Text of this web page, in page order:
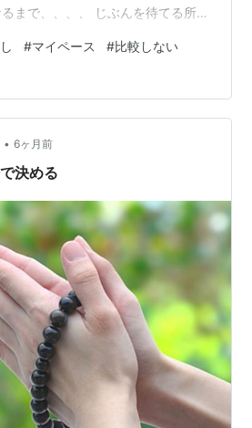
まで、、、、 じぶんを待てる所
を進めながら、 今年は農業を学ぼ
さに自給自足で、十分、、、、と
自給自足で、老後の年金に依存し
、、、、 なければ困る、年金か
という、生活を目指して 旧正月後
り出す…
#マイペース #比較しない
• 6ヶ月前
決める